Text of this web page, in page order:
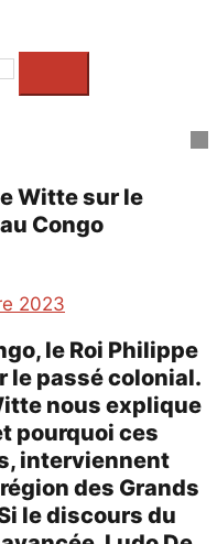
Witte sur le
Congo
2023
le Roi Philippe
le passé colonial.
nous explique
pourquoi ces
interviennent
des Grands
le discours du